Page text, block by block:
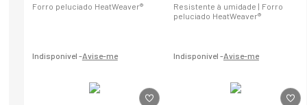
Forro peluciado HeatWeaver®
Indisponível -Avise-me
Resistente à umidade | Forro
peluciado HeatWeaver®
Indisponível -Avise-me